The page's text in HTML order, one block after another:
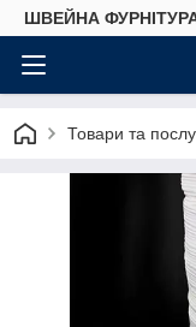
ШВЕЙНА
Товари та